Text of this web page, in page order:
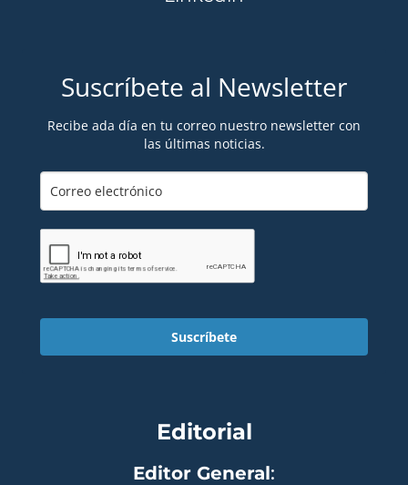
Suscríbete al Newsletter
Recibe ada día en tu correo nuestro newsletter con
las últimas noticias.
Suscríbete
Editorial
Editor General: